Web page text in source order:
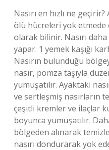
Nasırı en hızlı ne
ölü hücreleri yok
olarak bilinir. Nasırı
yapar. 1 yemek kaşığı
Nasırın bulunduğu
nasır, pomza taşıyla
yumuşatılır. Ayaktaki
ve sertleşmiş nasırların
çeşitli kremler ve ilaçlar
boyunca yumuşatılır.
bölgeden alınarak
nasırı dondurarak yok